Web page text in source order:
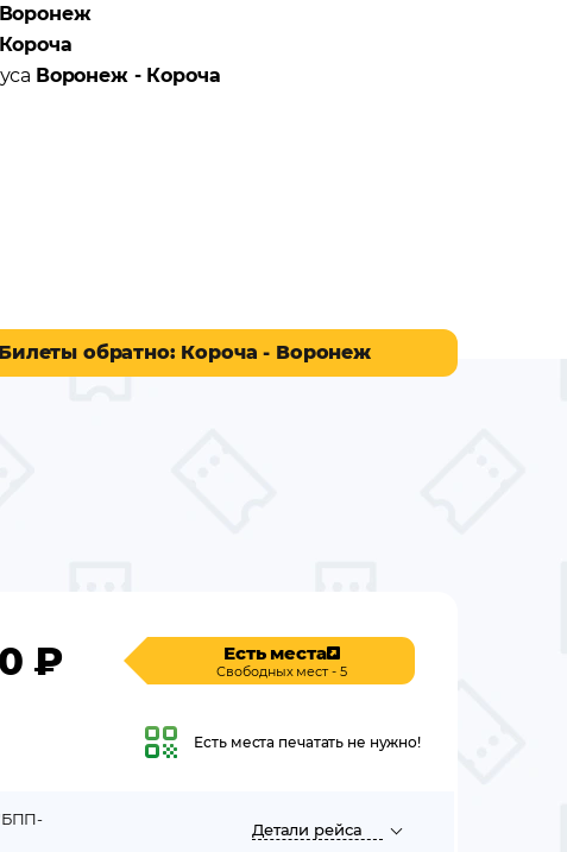
Воронеж
Короча
Воронеж - Короча
Билеты обратно: Короча - Воронеж
₽ Есть места
Свободных мест - 5
Есть места печатать не нужно!
Детали рейса